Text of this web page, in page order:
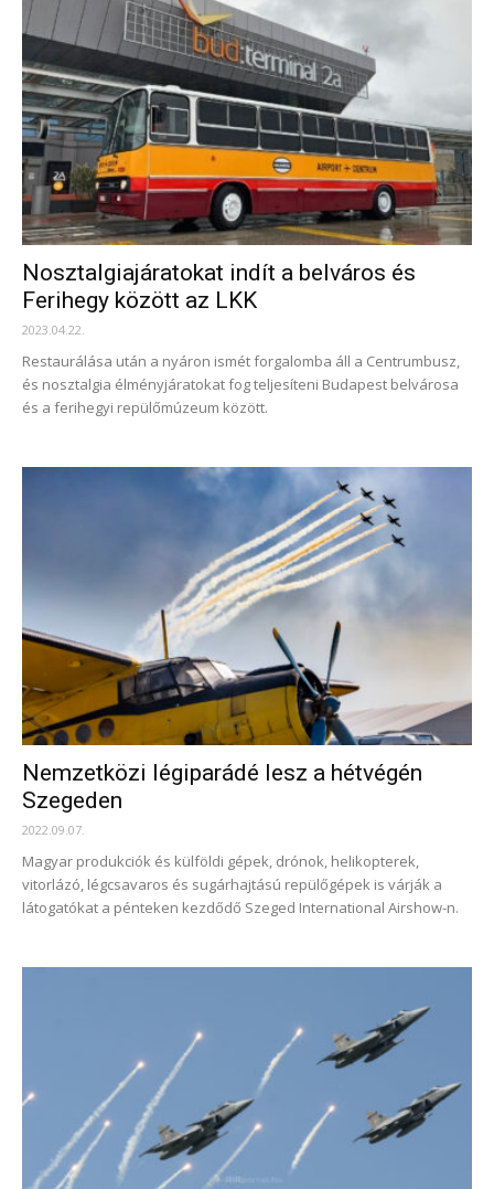
Nosztalgiajáratokat indít a belváros és
Ferihegy között az LKK
2023.04.22.
Restaurálása után a nyáron ismét forgalomba áll a Centrumbusz,
és nosztalgia élményjáratokat fog teljesíteni Budapest belvárosa
és a ferihegyi repülőmúzeum között.
Nemzetközi légiparádé lesz a hétvégén
Szegeden
2022.09.07.
Magyar produkciók és külföldi gépek, drónok, helikopterek,
vitorlázó, légcsavaros és sugárhajtású repülőgépek is várják a
látogatókat a pénteken kezdődő Szeged International Airshow-n.